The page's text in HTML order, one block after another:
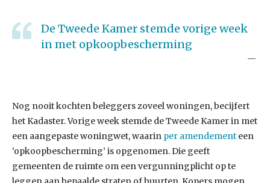
De Tweede Kamer stemde vorige week
in met opkoopbescherming
Nog nooit kochten beleggers zoveel woningen, becijfert
het Kadaster. Vorige week stemde de Tweede Kamer in met
een aangepaste woningwet, waarin per amendement een
‘opkoopbescherming’ is opgenomen. Die geeft
gemeenten de ruimte om een vergunningplicht op te